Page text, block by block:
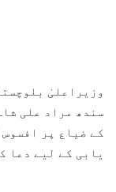
وزیراعلیٰ
سندھ مراد علی
کے ضیاع پر
یابی کے لیے دعا